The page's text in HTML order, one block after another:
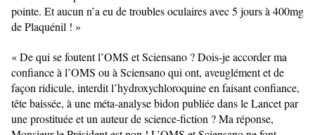
pointe. Et aucun n’a eu de troubles oculaires avec 5 jours à 400mg
de Plaquénil ! »
« De qui se foutent l’OMS et Sciensano ? Dois-je accorder ma
confiance à l’OMS ou à Sciensano qui ont, aveuglément et de
façon ridicule, interdit l’hydroxychloroquine en faisant confiance,
tête baissée, à une méta-analyse bidon publiée dans le Lancet par
une prostituée et un auteur de science-fiction ? Ma réponse,